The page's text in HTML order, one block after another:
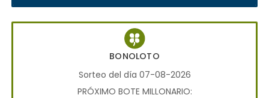
BONOLOTO
Sorteo del día 07-08-2026
PRÓXIMO BOTE MILLONARIO: